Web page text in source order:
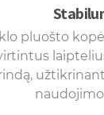
pluošto